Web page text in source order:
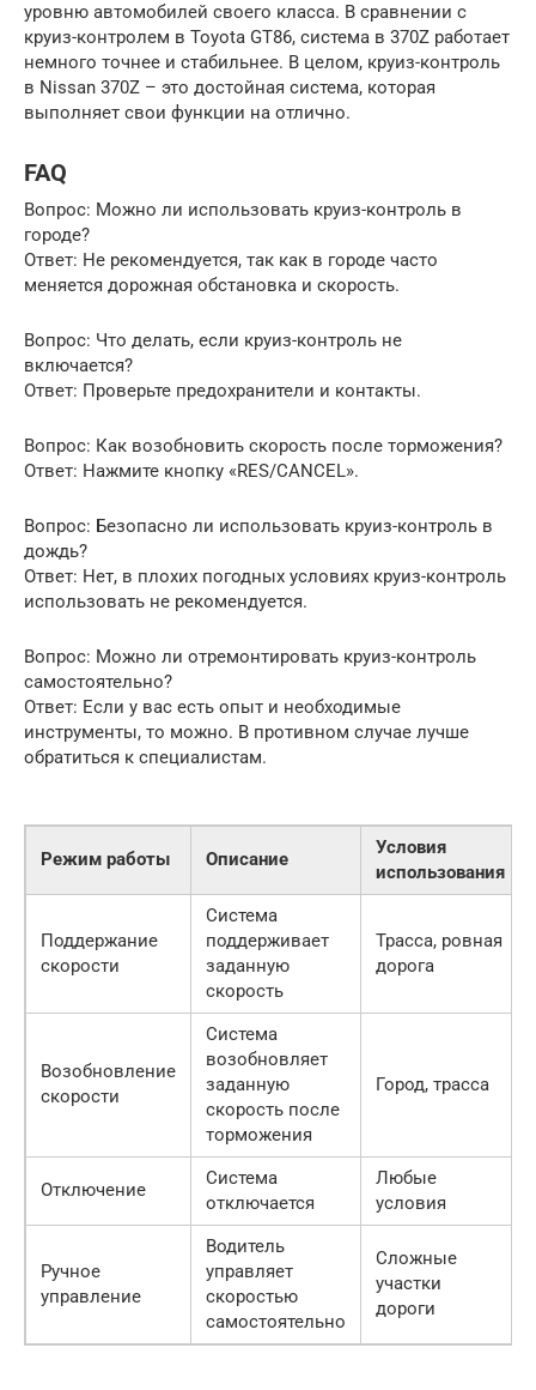
уровню автомобилей своего класса. В сравнении с
круиз-контролем в Toyota GT86, система в 370Z работает
немного точнее и стабильнее. В целом, круиз-контроль
в Nissan 370Z – это достойная система, которая
выполняет свои функции на отлично.
FAQ
Вопрос: Можно ли использовать круиз-контроль в
городе?
Ответ: Не рекомендуется, так как в городе часто
меняется дорожная обстановка и скорость.
Вопрос: Что делать, если круиз-контроль не
включается?
Ответ: Проверьте предохранители и контакты.
Вопрос: Как возобновить скорость после торможения?
Ответ: Нажмите кнопку «RES/CANCEL».
Вопрос: Безопасно ли использовать круиз-контроль в
дождь?
Ответ: Нет, в плохих погодных условиях круиз-контроль
использовать не рекомендуется.
Вопрос: Можно ли отремонтировать круиз-контроль
самостоятельно?
Ответ: Если у вас есть опыт и необходимые
инструменты, то можно. В противном случае лучше
обратиться к специалистам.
Режим работы Описание
Условия
использования
Поддержание
скорости
Система
поддерживает
заданную
скорость
Трасса, ровная
дорога
Возобновление
скорости
Система
возобновляет
заданную
скорость после
торможения
Город, трасса
Отключение
Система
отключается
Любые
условия
Ручное
управление
Водитель
управляет
скоростью
самостоятельно
Сложные
участки
дороги